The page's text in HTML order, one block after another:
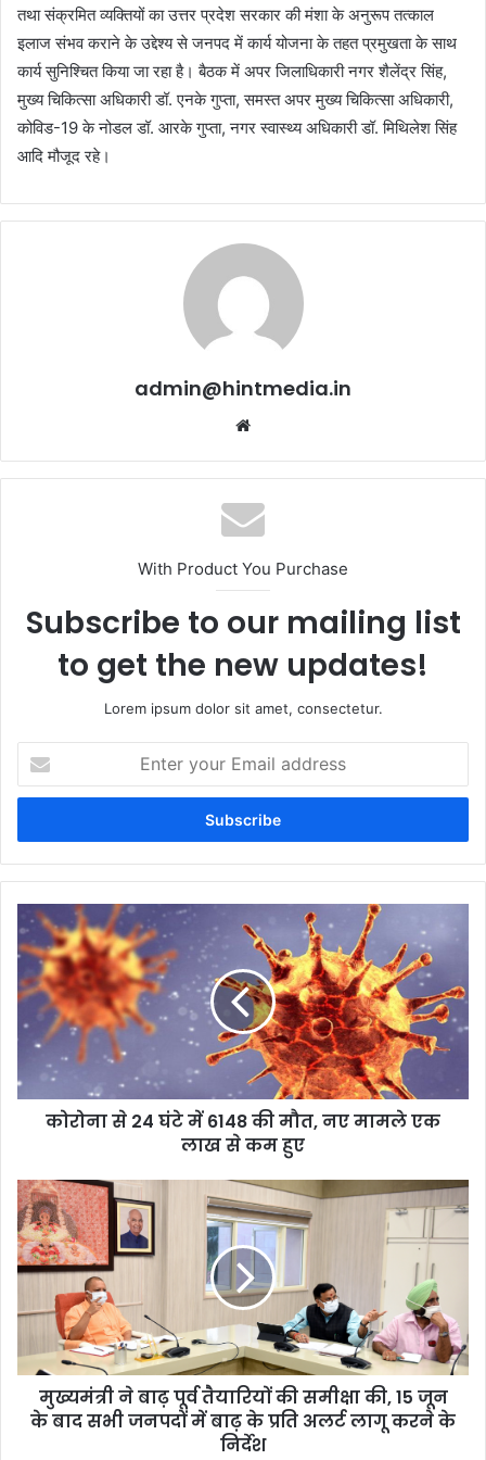
तथा संक्रमित व्यक्तियों का उत्तर प्रदेश सरकार की मंशा के अनुरूप तत्काल
इलाज संभव कराने के उद्देश्य से जनपद में कार्य योजना के तहत प्रमुखता के साथ
कार्य सुनिश्चित किया जा रहा है। बैठक में अपर जिलाधिकारी नगर शैलेंद्र सिंह,
मुख्य चिकित्सा अधिकारी डॉ. एनके गुप्ता, समस्त अपर मुख्य चिकित्सा अधिकारी,
कोविड-19 के नोडल डॉ. आरके गुप्ता, नगर स्वास्थ्य अधिकारी डॉ. मिथिलेश सिंह
आदि मौजूद रहे।
admin@hintmedia.in
With Product You Purchase
Subscribe to our mailing list
to get the new updates!
Lorem ipsum dolor sit amet, consectetur.
your
Email
कोरोना से 24 घंटे में 6148 की मौत, नए मामले एक
लाख से कम हुए
मुख्यमंत्री ने बाढ़ पूर्व तैयारियों की समीक्षा की, 15 जून
के बाद सभी जनपदों में बाढ़ के प्रति अलर्ट लागू करने के
निर्देश